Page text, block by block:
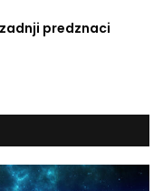
predznaci